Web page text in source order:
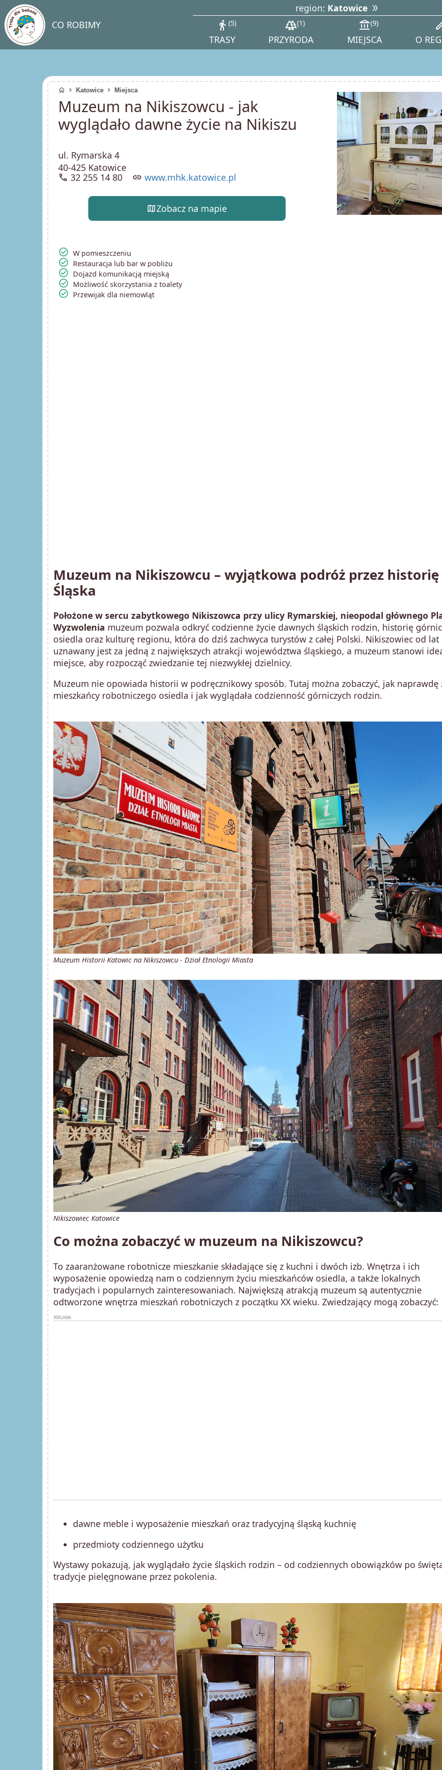
CO ROBIMY
region: Katowice
directions_walk 5
TRASY
forest 1
PRZYRODA
account_balance 9
MIEJSCA O
home chevron_right Katowice chevron_right Miejsca
Muzeum na Nikiszowcu - jak
wyglądało dawne życie na Nikiszu
ul. Rymarska 4
40-425 Katowice
call 32 255 14 80 link www.mhk.katowice.pl
mapZobacz na mapie
check_circle W pomieszczeniu
check_circle Restauracja lub bar w pobliżu
check_circle Dojazd komunikacją miejską
check_circle Możliwość skorzystania z toalety
check_circle Przewijak dla niemowląt
Muzeum na Nikiszowcu – wyjątkowa podróż przez historię
Śląska
Położone w sercu zabytkowego Nikiszowca przy ulicy Rymarskiej, nieopodal głównego
Wyzwolenia muzeum pozwala odkryć codzienne życie dawnych śląskich rodzin, historię
osiedla oraz kulturę regionu, która do dziś zachwyca turystów z całej Polski. Nikiszowiec od lat
uznawany jest za jedną z największych atrakcji województwa śląskiego, a muzeum stanowi
miejsce, aby rozpocząć zwiedzanie tej niezwykłej dzielnicy.
Muzeum nie opowiada historii w podręcznikowy sposób. Tutaj można zobaczyć, jak naprawdę
mieszkańcy robotniczego osiedla i jak wyglądała codzienność górniczych rodzin.
Muzeum Historii Katowic na Nikiszowcu - Dział Etnologii Miasta
Nikiszowiec Katowice
Co można zobaczyć w muzeum na Nikiszowcu?
To zaaranżowane robotnicze mieszkanie składające się z kuchni i dwóch izb. Wnętrza i ich
wyposażenie opowiedzą nam o codziennym życiu mieszkańców osiedla, a także lokalnych
tradycjach i popularnych zainteresowaniach. Największą atrakcją muzeum są autentycznie
odtworzone wnętrza mieszkań robotniczych z początku XX wieku. Zwiedzający mogą zobaczyć:
dawne meble i wyposażenie mieszkań oraz tradycyjną śląską kuchnię
przedmioty codziennego użytku
Wystawy pokazują, jak wyglądało życie śląskich rodzin – od codziennych obowiązków po
tradycje pielęgnowane przez pokolenia.